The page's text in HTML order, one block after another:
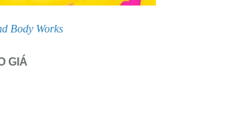
Body Works
GIÁ